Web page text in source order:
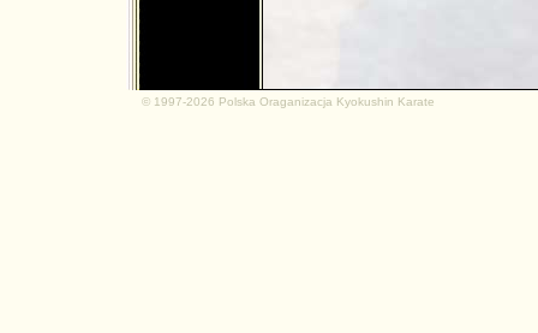
© 1997-2026 Polska Oraganizacja Kyokushin Karate